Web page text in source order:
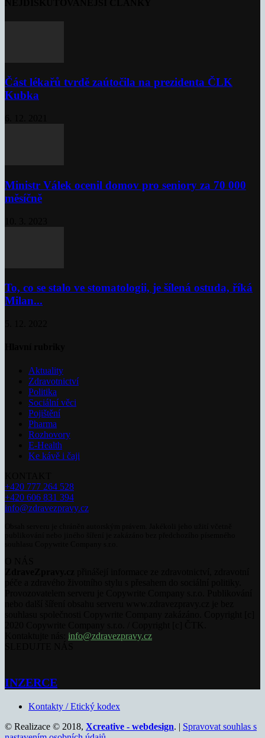
Část lékařů tvrdě zaútočila na prezidenta ČLK
Kubka
Ministr Válek ocenil domov pro seniory za 70 000
měsíčně
To, co se stalo ve stomatologii, je šílená ostuda, říká
Milan...
Aktuality
Zdravotnictví
Politika
Sociální věci
Pojištění
Pharma
Rozhovory
E-Health
Ke kávě i čaji
+420 777 264 528
+420 606 831 394
info@zdravezpravy.cz
info@zdravezpravy.cz
INZERCE
Kontakty / Etický kodex
© Realizace © 2018, Xcreative - webdesign. | Spravovat souhlas s